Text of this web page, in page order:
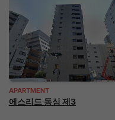
APARTMENT
에스리드 동심 제3